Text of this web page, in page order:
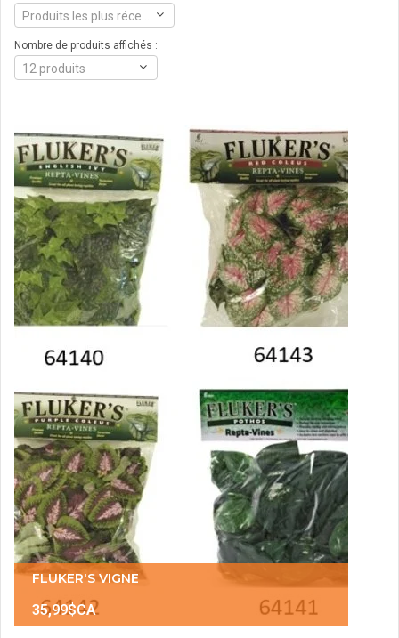
Nombre de produits affichés :
12 produits
FLUKER'S VIGNE
35,99$CA